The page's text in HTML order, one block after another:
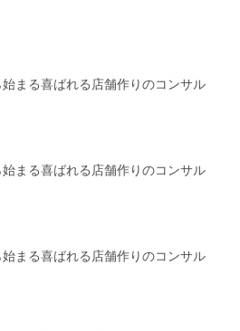
まる喜ばれる店舗作りのコンサル
まる喜ばれる店舗作りのコンサル
まる喜ばれる店舗作りのコンサル